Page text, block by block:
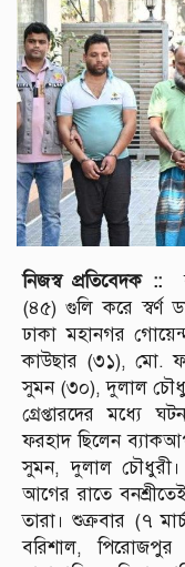
নিজস্ব প্রতিবেদক ::
(৪৫) গুলি করে স্বর্ণ
ঢাকা মহানগর
কাউছার (৩১), মো.
সুমন (৩০), দুলাল
গ্রেপ্তারদের মধ্যে
ফরহাদ ছিলেন ব্যাকআপ
সুমন, দুলাল চৌধুরী।
আগের রাতে
তারা। শুক্রবার (৭
বরিশাল, পিরোজপুর